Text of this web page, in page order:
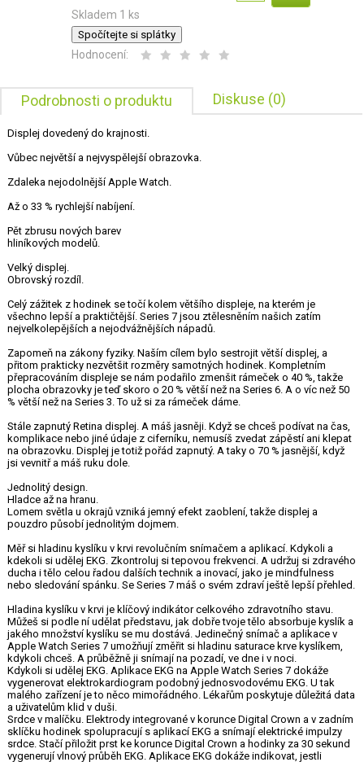
Skladem 1 ks
Spočítejte si splátky
Hodnocení:
Podrobnosti o produktu Diskuse (0)
Displej dovedený do krajnosti.
Vůbec největší a nejvyspělejší obrazovka.
Zdaleka nejodolnější Apple Watch.
Až o 33 % rychlejší nabíjení.
Pět zbrusu nových barev
hliníkových modelů.
Velký displej.
Obrovský rozdíl.
Celý zážitek z hodinek se točí kolem většího displeje, na kterém je
všechno lepší a praktičtější. Series 7 jsou ztělesněním našich zatím
nejvelkolepějších a nejodvážnějších nápadů.
Zapomeň na zákony fyziky. Naším cílem bylo sestrojit větší displej, a
přitom prakticky nezvětšit rozměry samotných hodinek. Kompletním
přepracováním displeje se nám podařilo zmenšit rámeček o 40 %, takže
plocha obrazovky je teď skoro o 20 % větší než na Series 6. A o víc než 50
% větší než na Series 3. To už si za rámeček dáme.
Stále zapnutý Retina displej. A máš jasněji. Když se chceš podívat na čas,
komplikace nebo jiné údaje z ciferníku, nemusíš zvedat zápěstí ani klepat
na obrazovku. Displej je totiž pořád zapnutý. A taky o 70 % jasnější, když
jsi vevnitř a máš ruku dole.
Jednolitý design.
Hladce až na hranu.
Lomem světla u okrajů vzniká jemný efekt zaoblení, takže displej a
pouzdro působí jednolitým dojmem.
Měř si hladinu kyslíku v krvi revolučním snímačem a aplikací. Kdykoli a
kdekoli si udělej EKG. Zkontroluj si tepovou frekvenci. A udržuj si zdravého
ducha i tělo celou řadou dalších technik a inovací, jako je mindfulness
nebo sledování spánku. Se Series 7 máš o svém zdraví ještě lepší přehled.
Hladina kyslíku v krvi je klíčový indikátor celkového zdravotního stavu.
Můžeš si podle ní udělat představu, jak dobře tvoje tělo absorbuje kyslík a
jakého množství kyslíku se mu dostává. Jedinečný snímač a aplikace v
Apple Watch Series 7 umožňují změřit si hladinu saturace krve kyslíkem,
kdykoli chceš. A průběžně ji snímají na pozadí, ve dne i v noci.
Kdykoli si udělej EKG. Aplikace EKG na Apple Watch Series 7 dokáže
vygenerovat elektrokardiogram podobný jednosvodovému EKG. U tak
malého zařízení je to něco mimořádného. Lékařům poskytuje důležitá data
a uživatelům klid v duši.
Srdce v malíčku. Elektrody integrované v korunce Digital Crown a v zadním
sklíčku hodinek spolupracují s aplikací EKG a snímají elektrické impulzy
srdce. Stačí přiložit prst ke korunce Digital Crown a hodinky za 30 sekund
vygenerují vlnový průběh EKG. Aplikace EKG dokáže indikovat, jestli